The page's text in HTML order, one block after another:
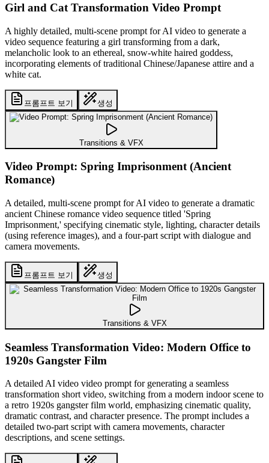
Girl and Cat Transformation Video Prompt
A highly detailed, multi-scene prompt for AI video to generate a
video sequence featuring a girl transforming from a dark,
melancholic look to an ethereal, snow-white haired goddess,
incorporating elements of traditional Chinese/Japanese attire and a
white cat.
프롬프트 보기 생성
Transitions & VFX
Video Prompt: Spring Imprisonment (Ancient
Romance)
A detailed, multi-scene prompt for AI video to generate a dramatic
ancient Chinese romance video sequence titled 'Spring
Imprisonment,' specifying cinematic style, lighting, character details
(using reference images), and a four-part script with dialogue and
camera movements.
프롬프트 보기 생성
Transitions & VFX
Seamless Transformation Video: Modern Office to
1920s Gangster Film
A detailed AI video video prompt for generating a seamless
transformation short video, switching from a modern indoor scene to
a retro 1920s gangster film world, emphasizing cinematic quality,
dramatic contrast, and character presence. The prompt includes a
detailed two-part script with camera movements, character
descriptions, and scene settings.